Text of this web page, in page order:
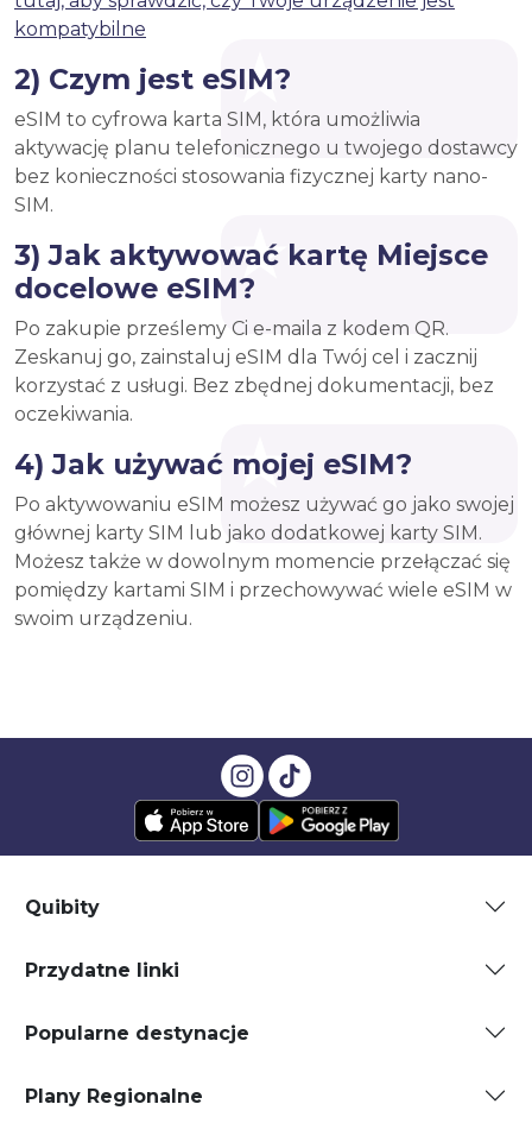
kompatybilne
2) Czym jest eSIM?
eSIM to cyfrowa karta SIM, która umożliwia
aktywację planu telefonicznego u twojego dostawcy
bez konieczności stosowania fizycznej karty nano-
SIM.
3) Jak aktywować kartę Miejsce
docelowe eSIM?
Po zakupie prześlemy Ci e-maila z kodem QR.
Zeskanuj go, zainstaluj eSIM dla Twój cel i zacznij
korzystać z usługi. Bez zbędnej dokumentacji, bez
oczekiwania.
4) Jak używać mojej eSIM?
Po aktywowaniu eSIM możesz używać go jako swojej
głównej karty SIM lub jako dodatkowej karty SIM.
Możesz także w dowolnym momencie przełączać się
pomiędzy kartami SIM i przechowywać wiele eSIM w
swoim urządzeniu.
Quibity
Przydatne linki
Popularne destynacje
Plany Regionalne